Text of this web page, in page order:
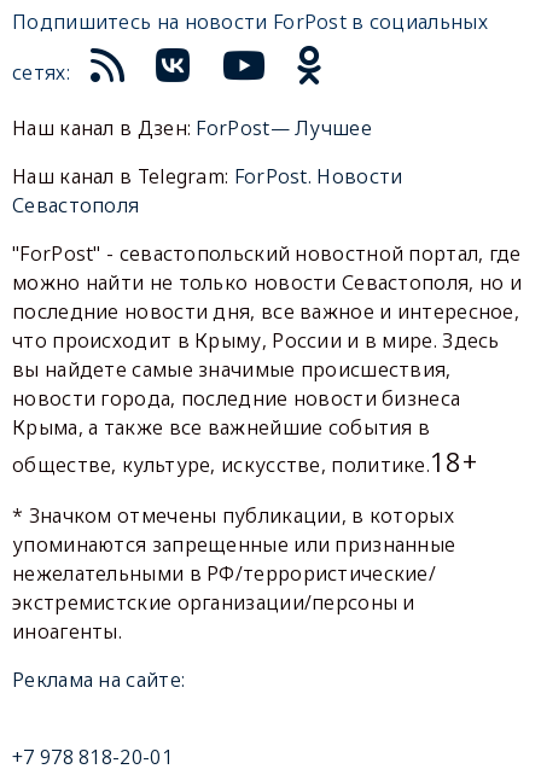
Подпишитесь на новости ForPost в социальных
сетях:
Наш канал в Дзен: ForPost— Лучшее
Наш канал в Telegram: ForPost. Новости
Севастополя
"ForPost" - севастопольский новостной портал, где
можно найти не только новости Севастополя, но и
последние новости дня, все важное и интересное,
что происходит в Крыму, России и в мире. Здесь
вы найдете самые значимые происшествия,
новости города, последние новости бизнеса
Крыма, а также все важнейшие события в
обществе, культуре, искусстве, политике.18+
* Значком отмечены публикации, в которых
упоминаются запрещенные или признанные
нежелательными в РФ/террористические/
экстремистские организации/персоны и
иноагенты.
Реклама на сайте:
+7 978 818-20-01